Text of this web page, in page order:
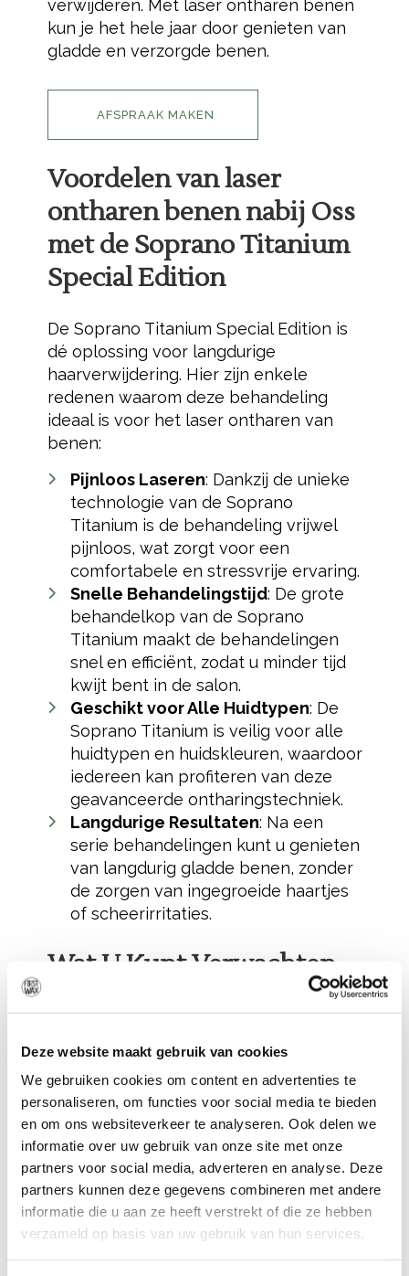
Deze website maakt gebruik van cookies
We gebruiken cookies om content en advertenties te
personaliseren, om functies voor social media te bieden
en om ons websiteverkeer te analyseren. Ook delen we
informatie over uw gebruik van onze site met onze
partners voor social media, adverteren en analyse. Deze
partners kunnen deze gegevens combineren met andere
informatie die u aan ze heeft verstrekt of die ze hebben
verzameld op basis van uw gebruik van hun services.
verwijderen. Met laser ontharen benen
kun je het hele jaar door genieten van
gladde en verzorgde benen.
AFSPRAAK MAKEN
Voordelen van laser
ontharen benen nabij Oss
met deSoprano Titanium
Special Edition
De Soprano Titanium Special Edition is
dé oplossing voor langdurige
haarverwijdering. Hier zijn enkele
redenen waarom deze behandeling
ideaal is voor het laser ontharen van
benen:
Pijnloos Laseren: Dankzij de unieke
technologie van de Soprano
Titanium is de behandeling vrijwel
pijnloos, wat zorgt voor een
comfortabele en stressvrije ervaring.
Snelle Behandelingstijd: De grote
behandelkop van de Soprano
Titanium maakt de behandelingen
snel en efficiënt, zodat u minder tijd
kwijt bent in de salon.
Geschikt voor Alle Huidtypen: De
Soprano Titanium is veilig voor alle
huidtypen en huidskleuren, waardoor
iedereen kan profiteren van deze
geavanceerde ontharingstechniek.
Langdurige Resultaten: Na een
serie behandelingen kunt u genieten
van langdurig gladde benen, zonder
de zorgen van ingegroeide haartjes
of scheerirritaties.
Wat U Kunt Verwachten
Tijdens Uw Behandeling
Bij First Wax wordt u verwelkomd in een
knusse en ontspannen omgeving in
Beesd, nabij Oss. Onze gecertificeerde
en ervaren specialisten zorgen ervoor
dat u zich op uw gemak voelt tijdens de
behandeling. Het proces is snel en
eenvoudig: